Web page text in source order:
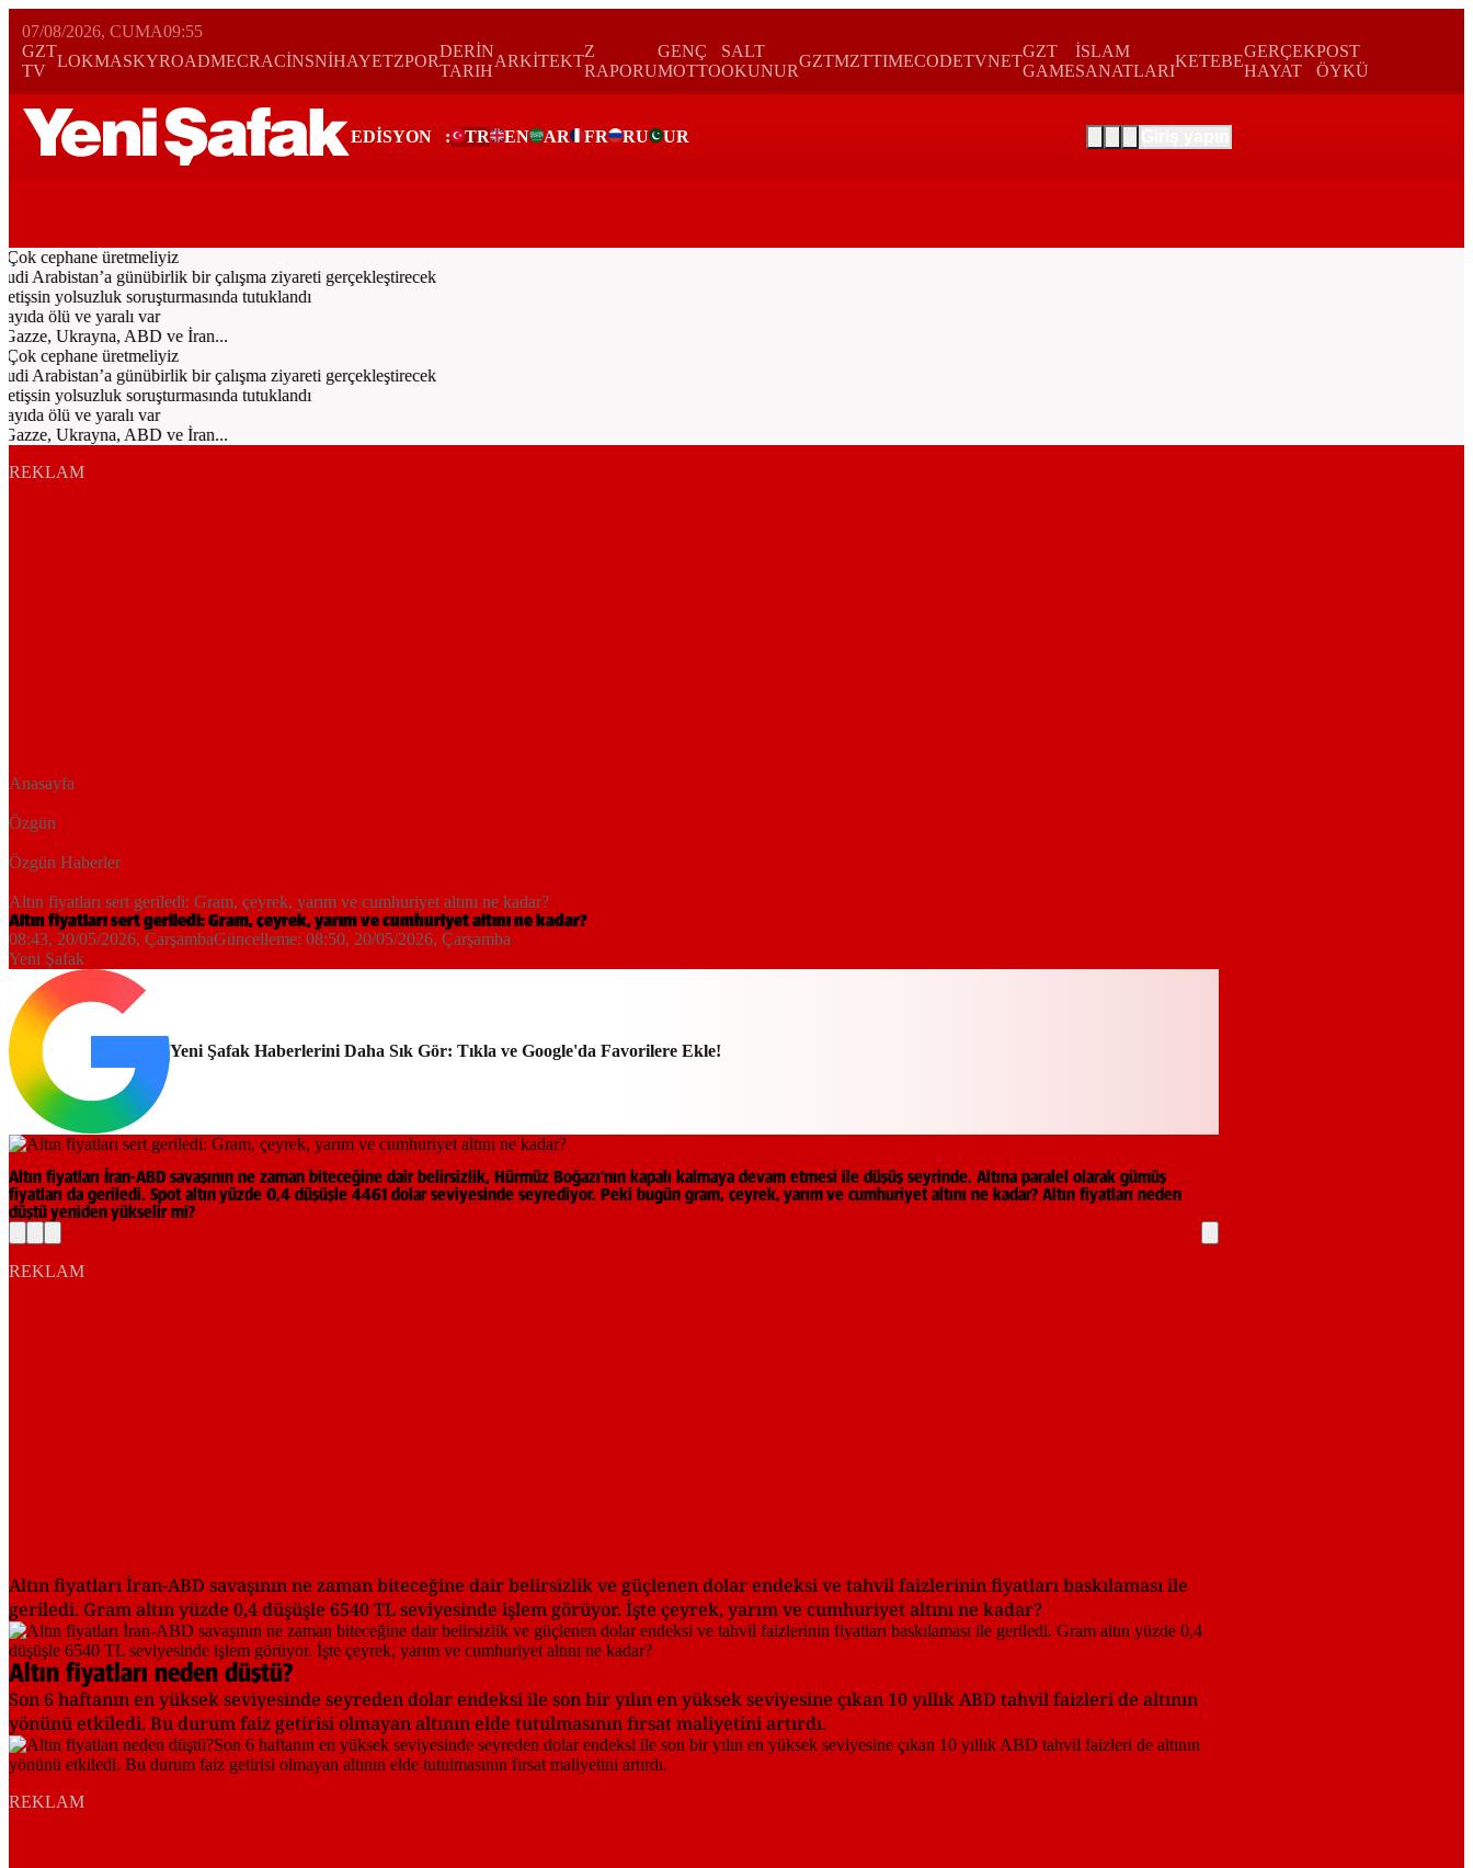
07/08/2026, CUMA09:55
GZT
TV
LOKMASKYROADMECRACİNSNİHAYETZPOR
DERİN
TARIH
ARKİTEKT
Z
RAPORU
GENÇ
MOTTO
SALT
OKUNUR
GZTMZTTIMECODETVNET
GZT
GAME
İSLAM
SANATLARI
KETEBE
GERÇEK
HAYAT
POST
ÖYKÜ
EDİSYON : TR EN AR FR RU UR
cephane üretmeliyiz
Arabistan’a günübirlik bir çalışma ziyareti gerçekleştirecek
yolsuzluk soruşturmasında tutuklandı
ölü ve yaralı var
Ukrayna, ABD ve İran...
cephane üretmeliyiz
Arabistan’a günübirlik bir çalışma ziyareti gerçekleştirecek
yolsuzluk soruşturmasında tutuklandı
ölü ve yaralı var
Ukrayna, ABD ve İran...
REKLAM
Anasayfa
Özgün
Özgün Haberler
Altın fiyatları sert geriledi: Gram, çeyrek, yarım ve cumhuriyet altını ne kadar?
Altın fiyatları sert geriledi: Gram, çeyrek, yarım ve cumhuriyet altını ne kadar?
08:43, 20/05/2026, ÇarşambaGüncelleme: 08:50, 20/05/2026, Çarşamba
Yeni Şafak
Yeni Şafak Haberlerini Daha Sık Gör: Tıkla ve Google'da Favorilere Ekle!
Altın fiyatları İran-ABD savaşının ne zaman biteceğine dair belirsizlik, Hürmüz Boğazı'nın kapalı kalmaya devam etmesi ile düşüş seyrinde. Altına paralel olarak gümüş
fiyatları da geriledi. Spot altın yüzde 0,4 düşüşle 4461 dolar seviyesinde seyrediyor. Peki bugün gram, çeyrek, yarım ve cumhuriyet altını ne kadar? Altın fiyatları neden
düştü yeniden yükselir mi?
REKLAM
Altın fiyatları İran-ABD savaşının ne zaman biteceğine dair belirsizlik ve güçlenen dolar endeksi ve tahvil faizlerinin fiyatları baskılaması ile
geriledi. Gram altın yüzde 0,4 düşüşle 6540 TL seviyesinde işlem görüyor. İşte çeyrek, yarım ve cumhuriyet altını ne kadar?
Altın fiyatları neden düştü?
Son 6 haftanın en yüksek seviyesinde seyreden dolar endeksi ile son bir yılın en yüksek seviyesine çıkan 10 yıllık ABD tahvil faizleri de altının
yönünü etkiledi. Bu durum faiz getirisi olmayan altının elde tutulmasının fırsat maliyetini artırdı.
REKLAM